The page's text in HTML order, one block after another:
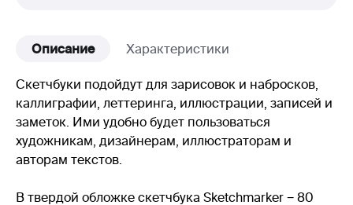
Описание Характеристики
Скетчбуки подойдут для зарисовок и набросков,
каллиграфии, леттеринга, иллюстрации, записей и
заметок. Ими удобно будет пользоваться
художникам, дизайнерам, иллюстраторам и
авторам текстов.
В твердой обложке скетчбука Sketchmarker − 80